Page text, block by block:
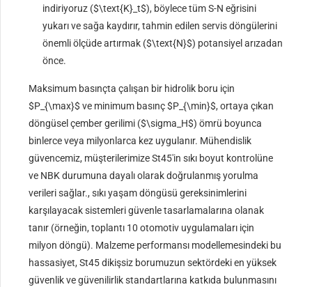
indiriyoruz ($\text{K}_t$), böylece tüm S-N eğrisini
yukarı ve sağa kaydırır, tahmin edilen servis döngülerini
önemli ölçüde artırmak ($\text{N}$) potansiyel arızadan
önce.
Maksimum basınçta çalışan bir hidrolik boru için
$P_{\max}$ ve minimum basınç$P_{\min}$, ortaya çıkan
döngüsel çember gerilimi ($\sigma_H$) ömrü boyunca
binlerce veya milyonlarca kez uygulanır. Mühendislik
güvencemiz, müşterilerimize St45'in sıkı boyut kontrolüne
ve NBK durumuna dayalı olarak doğrulanmış yorulma
verileri sağlar., sıkı yaşam döngüsü gereksinimlerini
karşılayacak sistemleri güvenle tasarlamalarına olanak
tanır (örneğin, toplantı 10 otomotiv uygulamaları için
milyon döngü). Malzeme performansı modellemesindeki bu
hassasiyet, St45 dikişsiz borumuzun sektördeki en yüksek
güvenlik ve güvenilirlik standartlarına katkıda bulunmasını